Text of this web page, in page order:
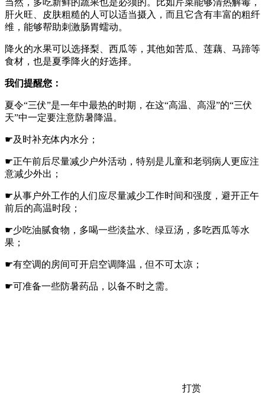
肝火旺、皮肤粗糙的人可以适当摄入，而且它含有丰富的粗纤
维，能够帮助刺激肠胃蠕动。
降火的水果可以选择梨、西瓜等，其他如苦瓜、莲藕、马蹄等
食材，也是夏季降火的好选择。
我们提醒您：
夏令“三伏”是一年中最热的时期，在这“高温、高湿”的“三伏
天”中一定要注意防暑降温。
☛及时补充体内水分；
☛正午前后尽量减少户外活动，特别是儿童和老弱病人更应注
意减少外出；
☛从事户外工作的人们应尽量减少工作时间和强度，避开正午
前后的高温时段；
☛少吃油腻食物，多喝一些淡盐水、绿豆汤，多吃西瓜等水
果；
☛有空调的房间可开启空调降温，但不可太凉；
☛可准备一些防暑药品，以备不时之需。
打赏